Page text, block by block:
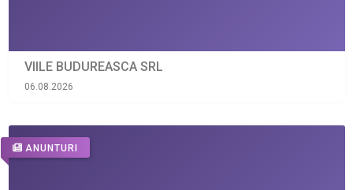
VIILE BUDUREASCA SRL
06.08.2026
ANUNTURI